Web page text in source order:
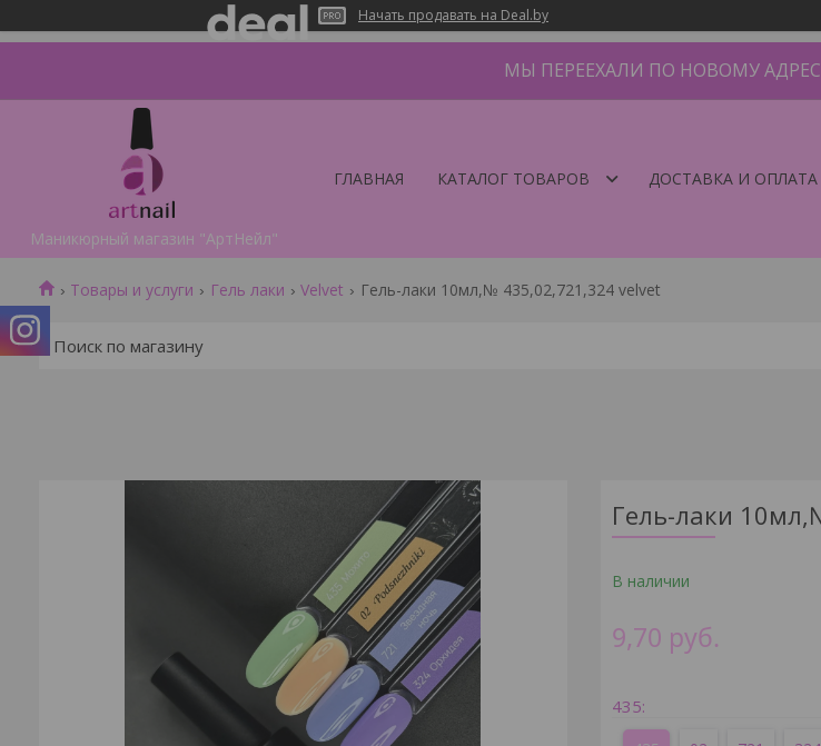
Начать продавать на Deal.by
МЫ ПЕРЕЕХАЛИ ПО НОВОМУ
Маникюрный магазин "АртНейл"
ГЛАВНАЯ КАТАЛОГ ТОВАРОВ ДОСТАВКА И ОПЛАТА
Товары и услуги Гель лаки Velvet Гель-лаки 10мл,№ 435,02,721,324 velvet
Гель-лаки
В наличии
9,70 руб.
435: